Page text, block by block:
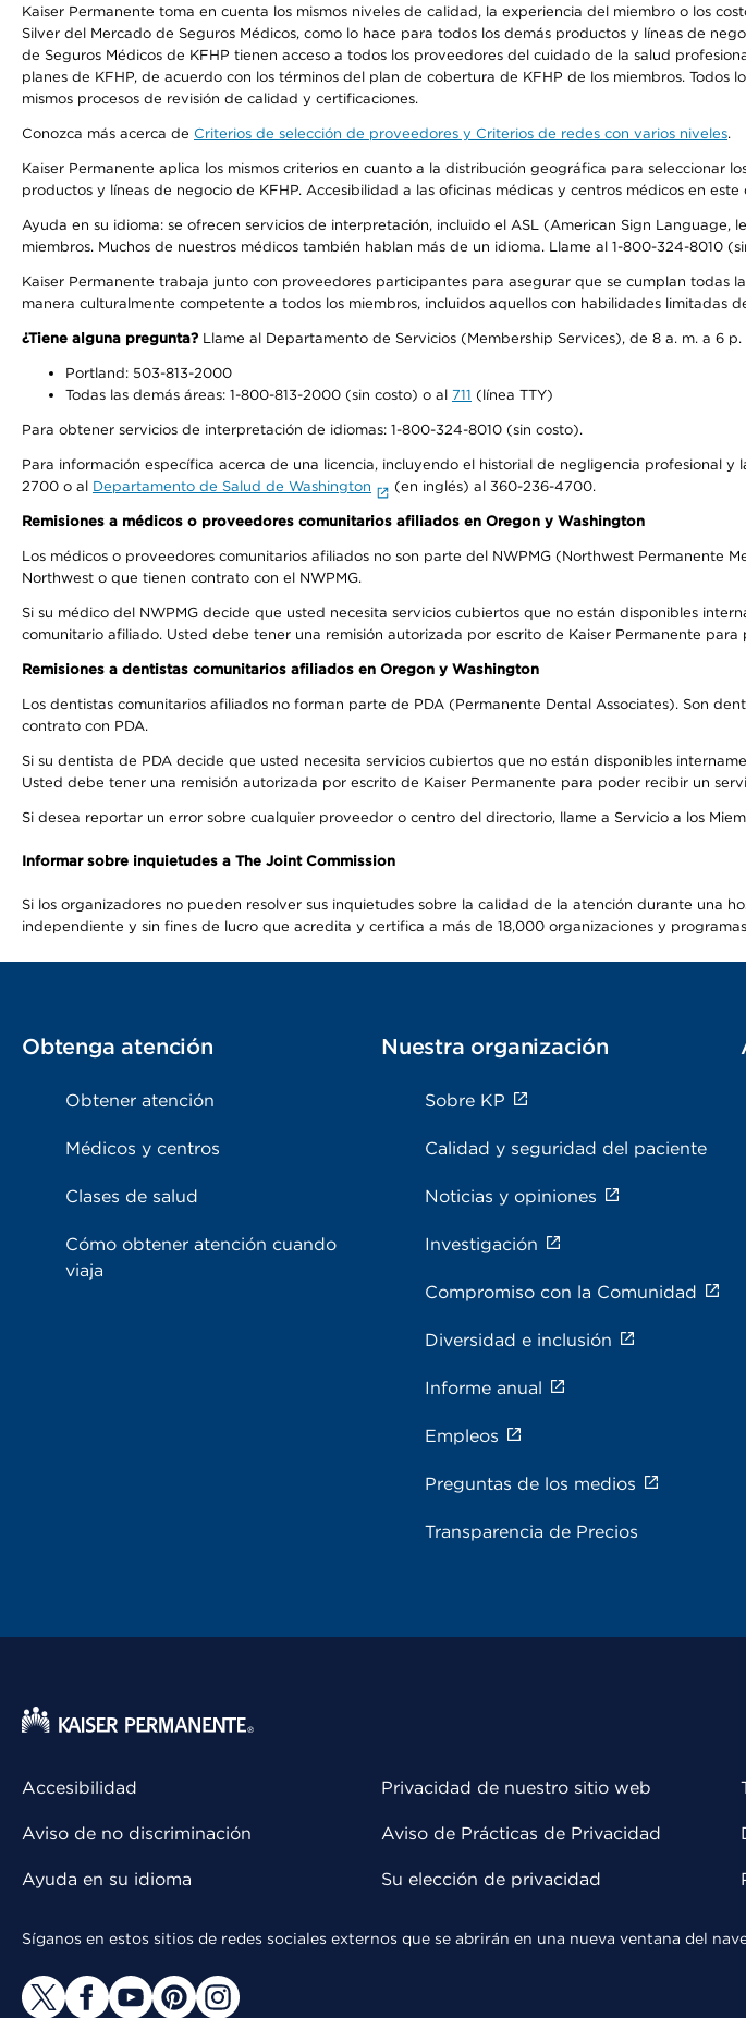
Kaiser Permanente toma en cuenta los mismos niveles de calidad, la experiencia del miembro o los
Silver del Mercado de Seguros Médicos, como lo hace para todos los demás productos y líneas de
de Seguros Médicos de KFHP tienen acceso a todos los proveedores del cuidado de la salud
planes de KFHP, de acuerdo con los términos del plan de cobertura de KFHP de los miembros.
mismos procesos de revisión de calidad y certificaciones.
Conozca más acerca de Criterios de selección de proveedores y Criterios de redes con varios niveles.
Kaiser Permanente aplica los mismos criterios en cuanto a la distribución geográfica para seleccionar
productos y líneas de negocio de KFHP. Accesibilidad a las oficinas médicas y centros médicos en
Ayuda en su idioma: se ofrecen servicios de interpretación, incluido el ASL (American Sign
miembros. Muchos de nuestros médicos también hablan más de un idioma. Llame al 1-800-324-8010
Kaiser Permanente trabaja junto con proveedores participantes para asegurar que se cumplan todas
manera culturalmente competente a todos los miembros, incluidos aquellos con habilidades limitadas
¿Tiene alguna pregunta? Llame al Departamento de Servicios (Membership Services), de 8 a. m. a 6
Portland: 503-813-2000
Todas las demás áreas: 1-800-813-2000 (sin costo) o al 711 (línea TTY)
Para obtener servicios de interpretación de idiomas: 1-800-324-8010 (sin costo).
Para información específica acerca de una licencia, incluyendo el historial de negligencia profesional y
2700 o al Departamento de Salud de Washington (en inglés) al 360-236-4700.
Remisiones a médicos o proveedores comunitarios afiliados en Oregon y Washington
Los médicos o proveedores comunitarios afiliados no son parte del NWPMG (Northwest Permanente
Northwest o que tienen contrato con el NWPMG.
Si su médico del NWPMG decide que usted necesita servicios cubiertos que no están disponibles
comunitario afiliado. Usted debe tener una remisión autorizada por escrito de Kaiser Permanente
Remisiones a dentistas comunitarios afiliados en Oregon y Washington
Los dentistas comunitarios afiliados no forman parte de PDA (Permanente Dental Associates). Son
contrato con PDA.
Si su dentista de PDA decide que usted necesita servicios cubiertos que no están disponibles
Usted debe tener una remisión autorizada por escrito de Kaiser Permanente para poder recibir un
Si desea reportar un error sobre cualquier proveedor o centro del directorio, llame a Servicio a los
Informar sobre inquietudes a The Joint Commission
Si los organizadores no pueden resolver sus inquietudes sobre la calidad de la atención durante una
independiente y sin fines de lucro que acredita y certifica a más de 18,000 organizaciones y
Obtenga atención
Obtener atención
Médicos y centros
Clases de salud
Cómo obtener atención cuando
viaja
Nuestra organización
Sobre KP
Calidad y seguridad del paciente
Noticias y opiniones
Investigación
Compromiso con la Comunidad
Diversidad e inclusión
Informe anual
Empleos
Preguntas de los medios
Transparencia de Precios
Accesibilidad
Aviso de no discriminación
Ayuda en su idioma
Privacidad de nuestro sitio web
Aviso de Prácticas de Privacidad
Su elección de privacidad
Síganos en estos sitios de redes sociales externos que se abrirán en una nueva ventana del